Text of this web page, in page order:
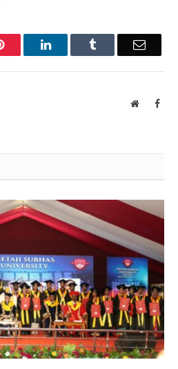
Pinterest LinkedInTumblr Email
Website